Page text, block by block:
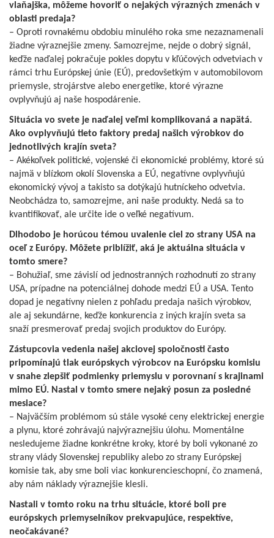
vlaňajška, môžeme hovoriť o nejakých výrazných zmenách v
oblasti predaja?
– Oproti rovnakému obdobiu minulého roka sme nezaznamenali
žiadne výraznejšie zmeny. Samozrejme, nejde o dobrý signál,
keďže naďalej pokračuje pokles dopytu v kľúčových odvetviach v
rámci trhu Európskej únie (EÚ), predovšetkým v automobilovom
priemysle, strojárstve alebo energetike, ktoré výrazne
ovplyvňujú aj naše hospodárenie.
Situácia vo svete je naďalej veľmi komplikovaná a napätá.
Ako ovplyvňujú tieto faktory predaj našich výrobkov do
jednotlivých krajín sveta?
– Akékoľvek politické, vojenské či ekonomické problémy, ktoré sú
najmä v blízkom okolí Slovenska a EÚ, negatívne ovplyvňujú
ekonomický vývoj a takisto sa dotýkajú hutníckeho odvetvia.
Neobchádza to, samozrejme, ani naše produkty. Nedá sa to
kvantifikovať, ale určite ide o veľké negatívum.
Dlhodobo je horúcou témou uvalenie ciel zo strany USA na
oceľ z Európy. Môžete priblížiť, aká je aktuálna situácia v
tomto smere?
– Bohužiaľ, sme závislí od jednostranných rozhodnutí zo strany
USA, prípadne na potenciálnej dohode medzi EÚ a USA. Tento
dopad je negatívny nielen z pohľadu predaja našich výrobkov,
ale aj sekundárne, keďže konkurencia z iných krajín sveta sa
snaží presmerovať predaj svojich produktov do Európy.
Zástupcovia vedenia našej akciovej spoločnosti často
pripomínajú tlak európskych výrobcov na Európsku komisiu
v snahe zlepšiť podmienky priemyslu v porovnaní s krajinami
mimo EÚ. Nastal v tomto smere nejaký posun za posledné
mesiace?
– Najväčším problémom sú stále vysoké ceny elektrickej energie
a plynu, ktoré zohrávajú najvýraznejšiu úlohu. Momentálne
nesledujeme žiadne konkrétne kroky, ktoré by boli vykonané zo
strany vlády Slovenskej republiky alebo zo strany Európskej
komisie tak, aby sme boli viac konkurencieschopní, čo znamená,
aby nám náklady výraznejšie klesli.
Nastali v tomto roku na trhu situácie, ktoré boli pre
európskych priemyselníkov prekvapujúce, respektíve,
neočakávané?